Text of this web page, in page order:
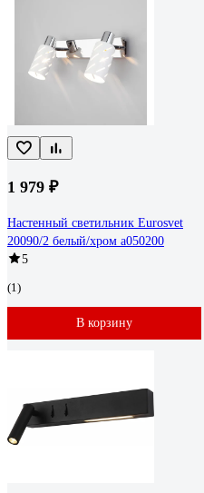
1 979 ₽
Настенный светильник Eurosvet
20090/2 белый/хром a050200
5
(1)
В корзину